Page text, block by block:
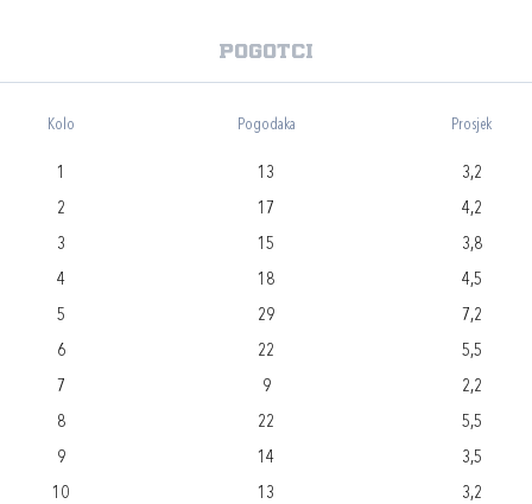
Pogotci
Kolo Pogodaka Prosjek
1 13
3,2
2
17
4,2
3
15
3,8
4
18
4,5
5
29
7,2
6
22
5,5
7
9
2,2
8
22
5,5
9
14
3,5
10
13 3,2